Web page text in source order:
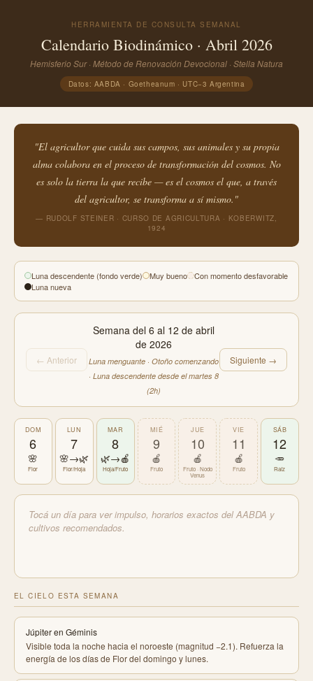
HERRAMIENTA DE CONSULTA SEMANAL
Calendario Biodinámico · Abril 2026
Hemisferio Sur · Método de Renovación Devocional · Stella Natura
Datos: AABDA · Goetheanum · UTC−3 Argentina
"El agricultor que cuida sus campos, sus animales y su propia
alma colabora en el proceso de transformación del cosmos. No
es solo la tierra la que recibe — es el cosmos el que, a través
del agricultor, se transforma a sí mismo."
— RUDOLF STEINER · CURSO DE AGRICULTURA · KOBERWITZ,
1924
Luna descendente (fondo verde) Muy bueno
Con momento desfavorable
Luna nueva
← Anterior
Semana del 6 al 12 de abril
de 2026
Luna menguante · Otoño comenzando
· Luna descendente desde el martes 8
(2h)
Siguiente →
DOM
6
🌸
Flor
LUN
7
🌸→🌿
Flor/Hoja
MAR
8
🌿→🍎
Hoja/Fruto
MIÉ
9
🍎
Fruto
JUE
10
🍎
Fruto · Nodo
Venus
VIE
11
🍎
Fruto
SÁB
12
🥕
Raíz
Tocá un día para ver impulso, horarios exactos del AABDA y
cultivos recomendados.
EL CIELO ESTA SEMANA
Júpiter en Géminis
Visible toda la noche hacia el noroeste (magnitud −2.1). Refuerza la
energía de los días de Flor del domingo y lunes.